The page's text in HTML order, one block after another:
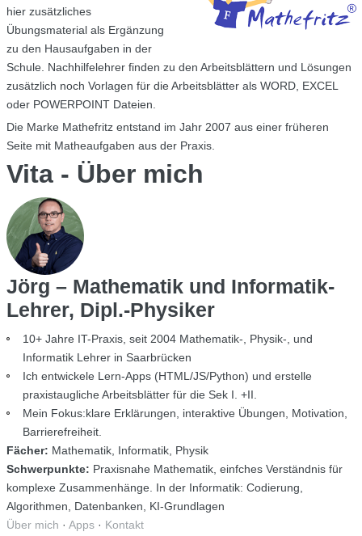
hier zusätzliches
Übungsmaterial als Ergänzung
zu den Hausaufgaben in der
Schule. Nachhilfelehrer finden zu den Arbeitsblättern und Lösungen
zusätzlich noch Vorlagen für die Arbeitsblätter als WORD, EXCEL
oder POWERPOINT Dateien.
Die Marke Mathefritz entstand im Jahr 2007 aus einer früheren
Seite mit Matheaufgaben aus der Praxis.
Vita - Über mich
Jörg – Mathematik und Informatik-
Lehrer, Dipl.-Physiker
10+ Jahre IT-Praxis, seit 2004 Mathematik-, Physik-, und
Informatik Lehrer in Saarbrücken
Ich entwickele Lern-Apps (HTML/JS/Python) und erstelle
praxistaugliche Arbeitsblätter für die Sek I. +II.
Mein Fokus:klare Erklärungen, interaktive Übungen, Motivation,
Barrierefreiheit.
Fächer: Mathematik, Informatik, Physik
Schwerpunkte: Praxisnahe Mathematik, einfches Verständnis für
komplexe Zusammenhänge. In der Informatik: Codierung,
Algorithmen, Datenbanken, KI-Grundlagen
Über mich · Apps· Kontakt